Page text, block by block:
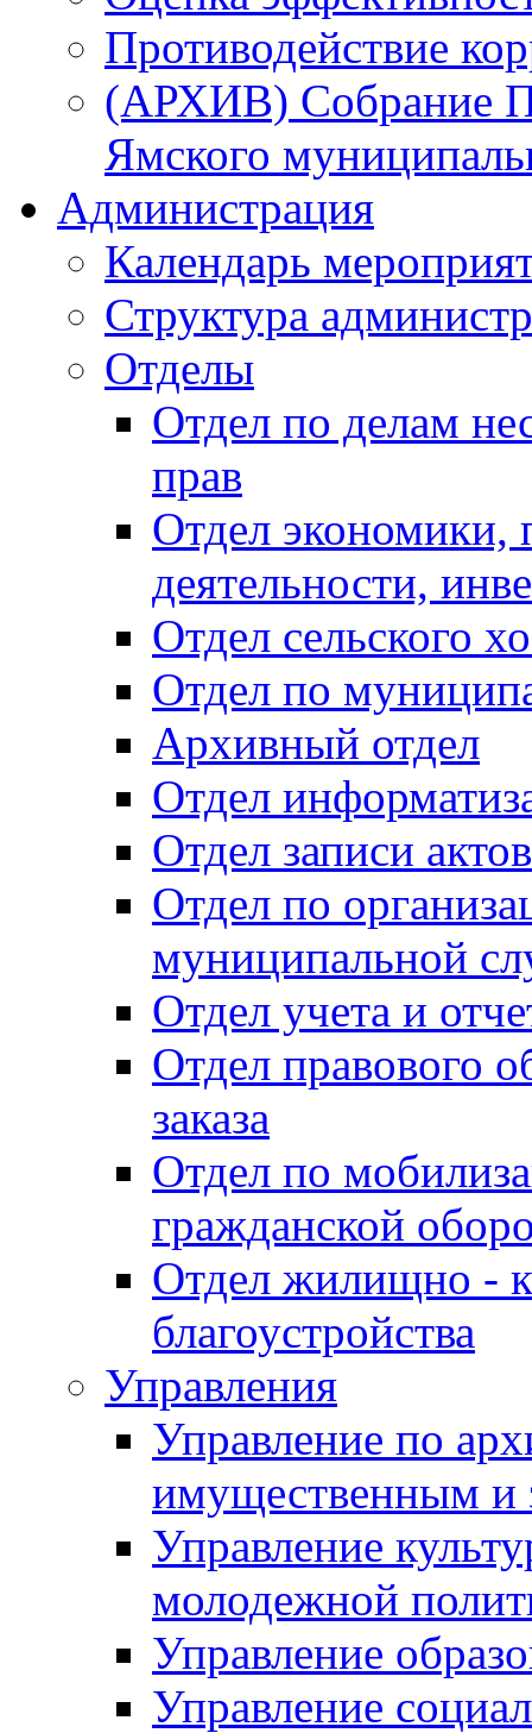
Противодействие
(АРХИВ) Собрание
Ямского
Администрация
Календарь
Структура
Отделы
Отдел по делам
прав
Отдел экономики,
деятельности,
Отдел сельского
Отдел по
Архивный отдел
Отдел
Отдел записи
Отдел по
муниципальной
Отдел учета и
Отдел правового
заказа
Отдел по
гражданской
Отдел жилищно -
благоустройства
Управления
Управление по
имущественным и
Управление
молодежной
Управление
Управление